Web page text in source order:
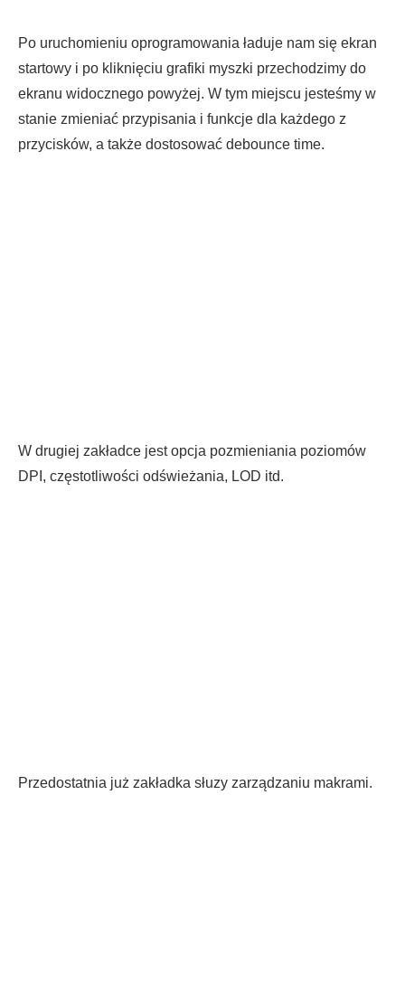
Po uruchomieniu oprogramowania ładuje nam się ekran
startowy i po kliknięciu grafiki myszki przechodzimy do
ekranu widocznego powyżej. W tym miejscu jesteśmy w
stanie zmieniać przypisania i funkcje dla każdego z
przycisków, a także dostosować debounce time.
W drugiej zakładce jest opcja pozmieniania poziomów
DPI, częstotliwości odświeżania, LOD itd.
Przedostatnia już zakładka słuzy zarządzaniu makrami.